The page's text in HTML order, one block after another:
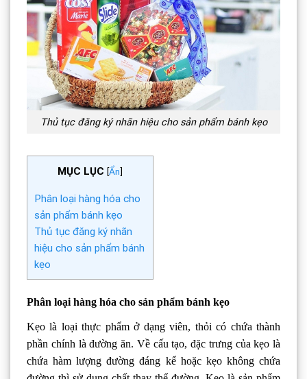
Thủ tục đăng ký nhãn hiệu cho sản phẩm bánh kẹo
MỤC LỤC [Ẩn]
Phân loại hàng hóa cho
sản phẩm bánh kẹo
Thủ tục đăng ký nhãn
hiệu cho sản phẩm bánh
kẹo
Phân loại hàng hóa cho sản phẩm bánh kẹo
Kẹo là loại thực phẩm ở dạng viên, thỏi có chứa thành
phần chính là đường ăn. Về cấu tạo, đặc trưng của kẹo là
chứa hàm lượng đường đáng kể hoặc kẹo không chứa